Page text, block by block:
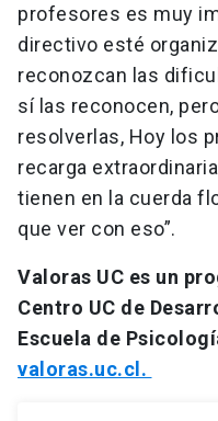
profesores es muy
directivo esté
reconozcan las
sí las reconocen,
resolverlas, Hoy los
recarga
tienen en la cuerda
que ver con eso”.
Valoras UC es un
Centro UC de
Escuela de
valoras.uc.cl.